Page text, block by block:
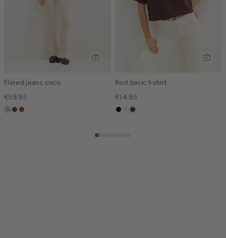
Flared jeans coco
€59.95
lichtzand
donkerkhaki
bruin
Kort basic t-shirt
€14.95
zwart
wit,choco